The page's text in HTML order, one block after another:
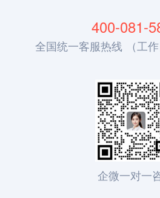
400-081-
全国统一客服热线 （工作
企微一对一